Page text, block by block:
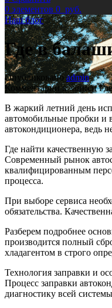
0 элементов 0 руб.
Наш блог
Где в
Опубликовано admin
Комментарии к записи
В жаркий летний день
автомобильные пробки и
автокондиционера, ведь
Где найти качественную
Современный рынок
квалифицированным
процесса.
При выборе сервиса
обязательства.
Разберем подробнее
производится полный
хладагентом в строго
Технология заправки и
Процесс заправки
диагностику всей